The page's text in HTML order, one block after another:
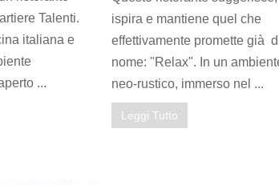
Talenti.
italiana e
...
ispira e mantiene quel che
effettivamente promette già
nome: "Relax". In un
neo-rustico, immerso nel ...
Leggi Tutto